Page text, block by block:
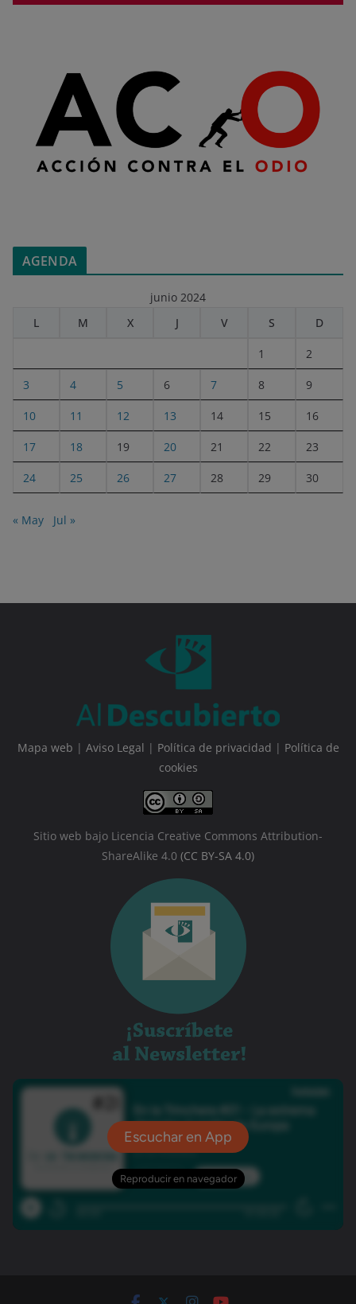
AGENDA
junio 2024
L
M X J V S D
1 2
3 4 5 6 7 8 9
10 11 12 13 14 15 16
17 18 19 20 21 22 23
24 25 26 27 28 29 30
« May Jul »
Mapa web | Aviso Legal | Política de privacidad | Política de
cookies
Sitio web bajo Licencia Creative Commons Attribution-
ShareAlike 4.0 (CC BY-SA 4.0)